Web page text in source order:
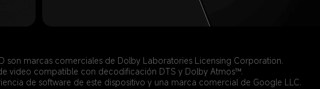
son marcas comerciales de Dolby Laboratories Licensing Corporation.
video compatible con decodificación DTS y Dolby Atmos™.
de software de este dispositivo y una marca comercial de Google LLC.